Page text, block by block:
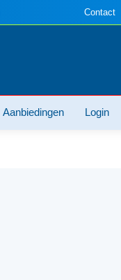
Contact
Aanbiedingen Login